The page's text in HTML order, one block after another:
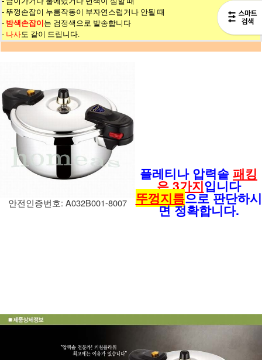
- 뚜껑손잡이 누룸작동이 부자연스럽거나 안될 때
- 밤색손잡이 는 검정색으로 발송합니다
- 나사도 같이 드립니다.
안전인증번호: A032B001-8007
플레티나 압력솥패킹
은 3가지입니다
뚜껑지름으로 판단하시
면 정확합니다.